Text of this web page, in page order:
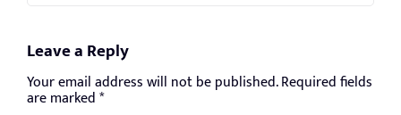
Leave a Reply
Your email address will not be published.Required fields
are marked*